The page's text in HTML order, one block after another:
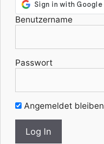
Benutzername
Passwort
Angemeldet bleiben